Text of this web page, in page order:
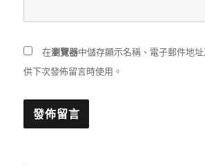
在瀏覽器中儲存顯示名稱、電子郵件地
供下次發佈留言時使用。